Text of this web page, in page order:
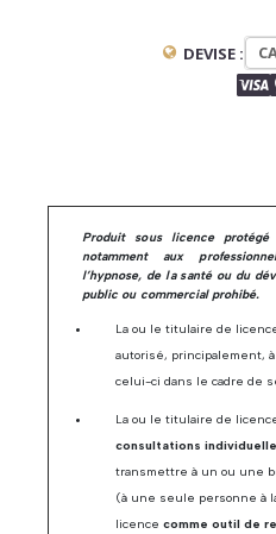
DEVISE :
Produit sous licence
notamment aux
l’hypnose, de la santé ou du
public ou commercial prohibé.
La ou le titulaire de
autorisé, principalement,
celui-ci dans le cadre de
La ou le titulaire de
consultations
transmettre à un ou une
(à une seule personne à
licence comme outil de